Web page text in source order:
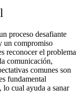
proceso desafiante
un compromiso
reconocer el problema
comunicación,
comunes son
fundamental
lo cual ayuda a sanar